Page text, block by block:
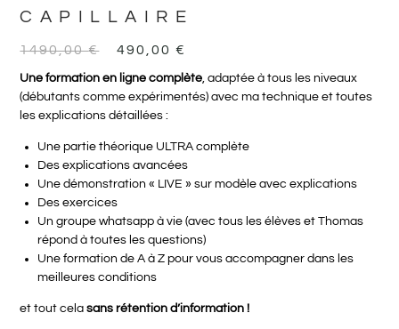
CAPILLAIRE
1490,00€ 490,00€
Une formation en ligne complète, adaptée à tous les niveaux
(débutants comme expérimentés) avec ma technique et toutes
les explications détaillées :
Une partie théorique ULTRA complète
Des explications avancées
Une démonstration « LIVE » sur modèle avec explications
Des exercices
Un groupe whatsapp à vie (avec tous les élèves et Thomas
répond à toutes les questions)
Une formation de A à Z pour vous accompagner dans les
meilleures conditions
et tout celasans rétention d’information !